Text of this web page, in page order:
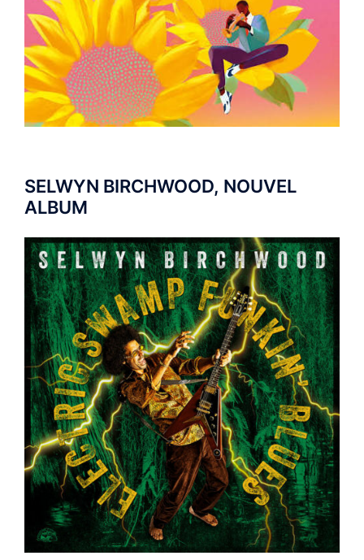
SELWYN BIRCHWOOD, NOUVEL
ALBUM